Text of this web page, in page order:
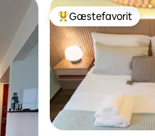
Bedste gæstefavorit
Gæstefavorit